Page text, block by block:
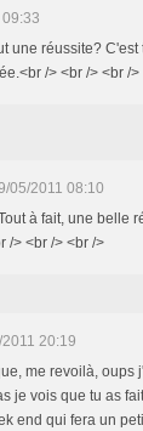
une réussite?
/> <br /> <br />
05/2011 08:10
à fait, une belle
/> <br /> <br />
20:19
me revoilà, oups
je vois que tu as
end qui fera un